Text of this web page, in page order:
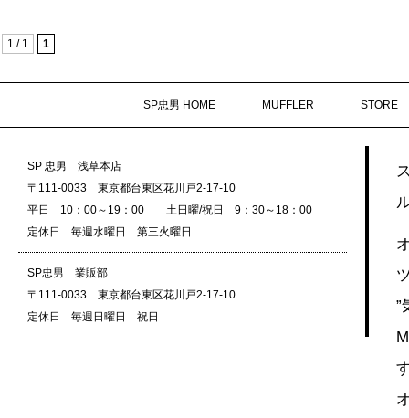
1 / 1 1
SP忠男 HOME MUFFLER STORE
SP 忠男 浅草本店
〒111-0033 東京都台東区花川戸2-17-10
平日 10：00～19：00 土日曜/祝日 9：30～18：00
定休日 毎週水曜日 第三火曜日
SP忠男 業販部
〒111-0033 東京都台東区花川戸2-17-10
定休日 毎週日曜日 祝日
”